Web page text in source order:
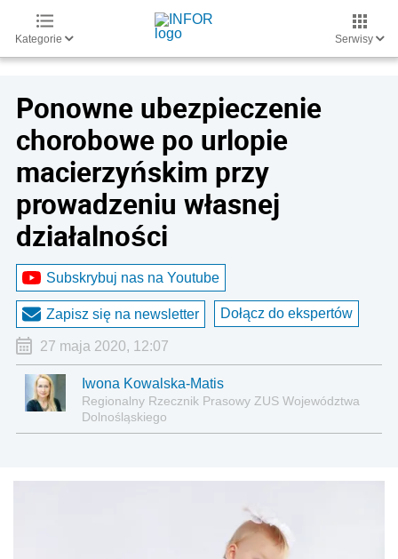
Kategorie Serwisy
Ponowne ubezpieczenie
chorobowe po urlopie
macierzyńskim przy
prowadzeniu własnej
działalności
Subskrybuj nas na Youtube
Zapisz się na newsletter Dołącz do ekspertów
27 maja 2020, 12:07
Iwona Kowalska-Matis
Regionalny Rzecznik Prasowy ZUS Województwa
Dolnośląskiego